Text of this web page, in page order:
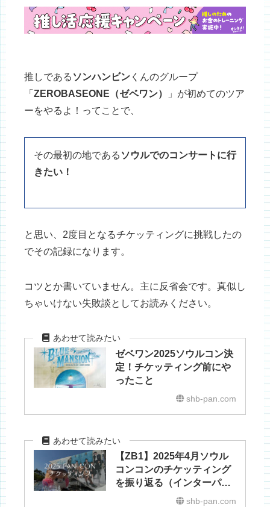
推しである ソンハンビン くんのグループ
「 ZEROBASEONE（ゼベワン）
」が初めてのツア
ーをやるよ！ってことで、
その最初の地である ソウルでのコンサートに行
きたい！
と思い、2度目となるチケッティングに挑戦したの
でその記録になります。
コツとか書いていません。主に反省会です。真似し
ちゃいけない失敗談としてお読みください。
ゼベワン2025ソウルコン決
定！チケッティング前にや
ったこと
shb-pan.com
【ZB1】2025年4月ソウル
コンコンのチケッティング
を振り返る（インターパー
クグローバル） shb-pan.com